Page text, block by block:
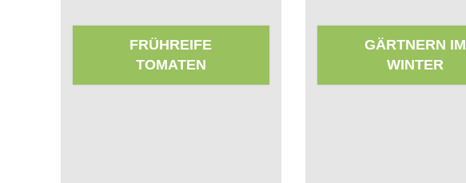
FRÜHREIFE
TOMATEN
GÄRTNERN IM
WINTER